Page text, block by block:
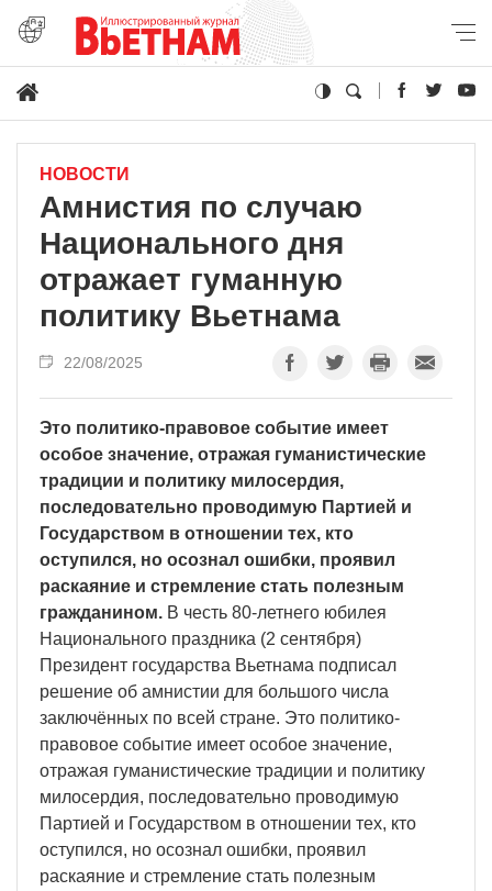
НОВОСТИ
Амнистия по случаю
Национального дня
отражает гуманную
политику Вьетнама
22/08/2025
Это политико-правовое событие имеет
особое значение, отражая гуманистические
традиции и политику милосердия,
последовательно проводимую Партией и
Государством в отношении тех, кто
оступился, но осознал ошибки, проявил
раскаяние и стремление стать полезным
гражданином. В честь 80-летнего юбилея
Национального праздника (2 сентября)
Президент государства Вьетнама подписал
решение об амнистии для большого числа
заключённых по всей стране. Это политико-
правовое событие имеет особое значение,
отражая гуманистические традиции и политику
милосердия, последовательно проводимую
Партией и Государством в отношении тех, кто
оступился, но осознал ошибки, проявил
раскаяние и стремление стать полезным